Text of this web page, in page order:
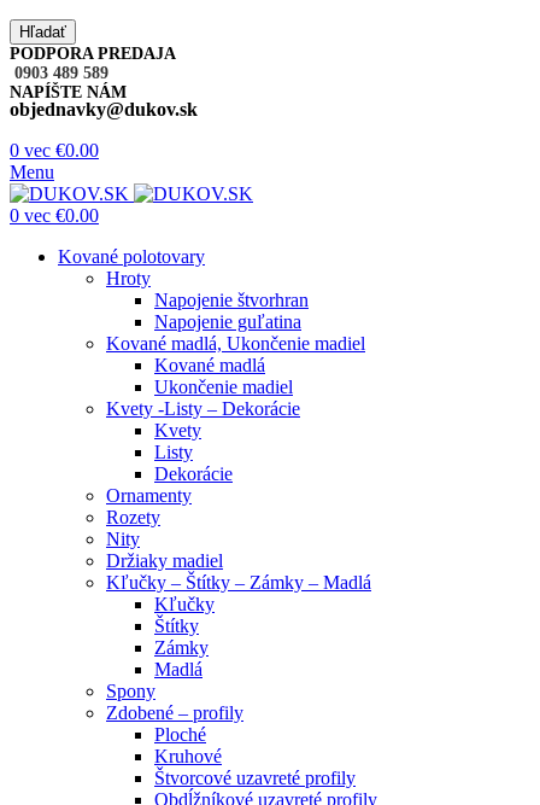
Hľadať
PODPORA PREDAJA
0903 489 589
NAPÍŠTE NÁM
objednavky@dukov.sk
0 vec €0.00
Menu
0 vec €0.00
Kované polotovary
Hroty
Napojenie štvorhran
Napojenie guľatina
Kované madlá, Ukončenie madiel
Kované madlá
Ukončenie madiel
Kvety -Listy – Dekorácie
Kvety
Listy
Dekorácie
Ornamenty
Rozety
Nity
Držiaky madiel
Kľučky – Štítky – Zámky – Madlá
Kľučky
Štítky
Zámky
Madlá
Spony
Zdobené – profily
Ploché
Kruhové
Štvorcové uzavreté profily
Obdĺžníkové uzavreté profily